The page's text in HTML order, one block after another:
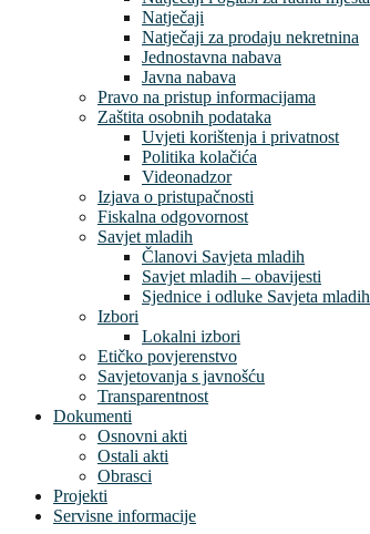
Natječaji
Natječaji za prodaju nekretnina
Jednostavna nabava
Javna nabava
Pravo na pristup informacijama
Zaštita osobnih podataka
Uvjeti korištenja i privatnost
Politika kolačića
Videonadzor
Izjava o pristupačnosti
Fiskalna odgovornost
Savjet mladih
Članovi Savjeta mladih
Savjet mladih – obavijesti
Sjednice i odluke Savjeta mladih
Izbori
Lokalni izbori
Etičko povjerenstvo
Savjetovanja s javnošću
Transparentnost
Dokumenti
Osnovni akti
Ostali akti
Obrasci
Projekti
Servisne informacije